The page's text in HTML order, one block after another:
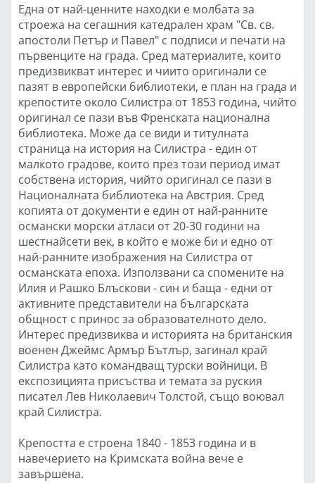
Една от най-ценните находки е молбата за
строежа на сегашния катедрален храм "Св. св.
апостоли Петър и Павел" с подписи и печати на
първенците на града. Сред материалите, които
предизвикват интерес и чиито оригинали се
пазят в европейски библиотеки, е план на града и
крепостите около Силистра от 1853 година, чийто
оригинал се пази във Френската национална
библиотека. Може да се види и титулната
страница на история на Силистра - един от
малкото градове, които през този период имат
собствена история, чийто оригинал се пази в
Националната библиотека на Австрия. Сред
копията от документи е един от най-ранните
османски морски атласи от 20-30 години на
шестнайсети век, в който е може би и едно от
най-ранните изображения на Силистра от
османската епоха. Използвани са спомените на
Илия и Рашко Блъскови - син и баща - едни от
активните представители на българската
общност с принос за образователното дело.
Интерес предизвиква и историята на британския
военен Джеймс Армър Бътлър, загинал край
Силистра като командващ турски войници. В
експозицията присъства и темата за руския
писател Лев Николаевич Толстой, също воювал
край Силистра.
Крепостта е строена 1840 - 1853 година и в
навечерието на Кримската война вече е
завършена.